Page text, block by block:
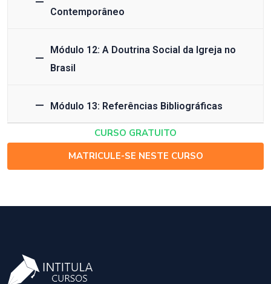
Contemporâneo
Módulo 12: A Doutrina Social da Igreja no
Brasil
Módulo 13: Referências Bibliográficas
CURSO GRATUITO
MATRICULE-SE NESTE CURSO